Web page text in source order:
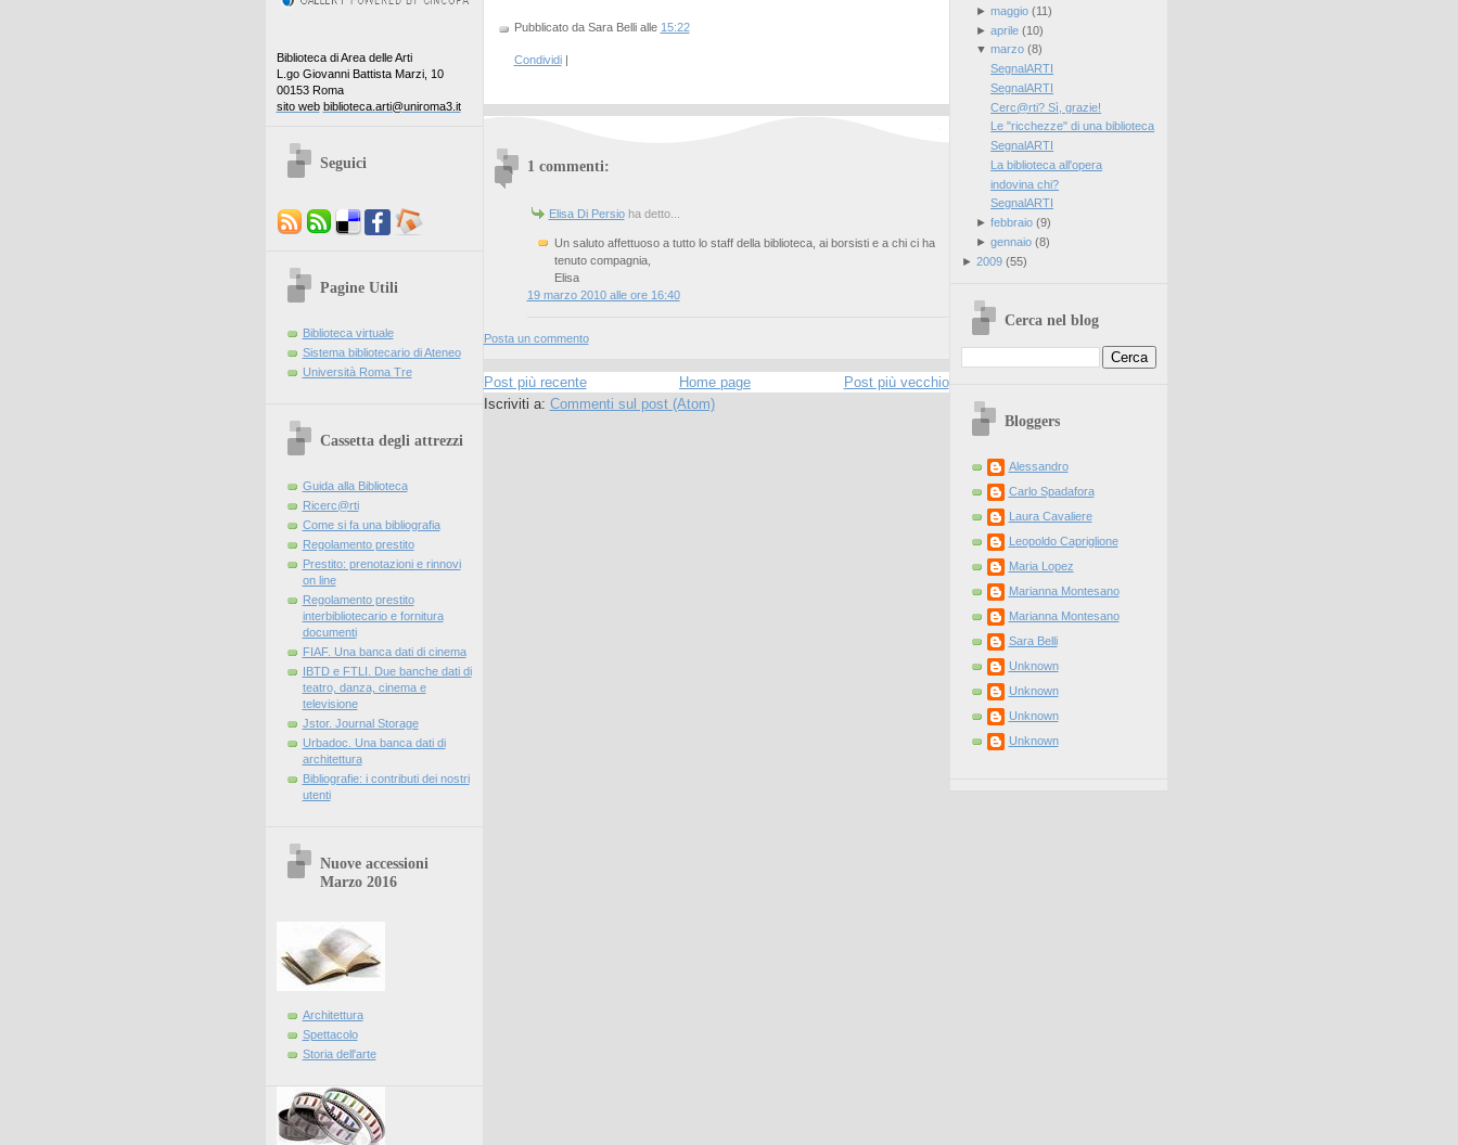
Biblioteca di Area delle Arti
L.go Giovanni Battista Marzi, 10
00153 Roma
sito web biblioteca.arti@uniroma3.it
Seguici
Pagine Utili
Biblioteca virtuale
Sistema bibliotecario di Ateneo
Università Roma Tre
Cassetta degli attrezzi
Guida alla Biblioteca
Ricerc@rti
Come si fa una bibliografia
Regolamento prestito
Prestito: prenotazioni e rinnovi
on line
Regolamento prestito
interbibliotecario e fornitura
documenti
FIAF. Una banca dati di cinema
IBTD e FTLI. Due banche dati di
teatro, danza, cinema e
televisione
Jstor. Journal Storage
Urbadoc. Una banca dati di
architettura
Bibliografie: i contributi dei nostri
utenti
Nuove accessioni
Marzo 2016
Architettura
Spettacolo
Storia dell'arte
Pubblicato da Sara Belli alle 15:22
Condividi
1 commenti:
Elisa Di Persioha detto...
Un saluto affettuoso a tutto lo staff della biblioteca, ai borsisti e a chi ci ha
tenuto compagnia,
Elisa
19 marzo 2010 alle ore 16:40
Posta un commento
Post più recente Post più vecchio
Home page
Iscriviti a: Commenti sul post (Atom)
► maggio(11)
► aprile(10)
▼ marzo(8)
SegnalARTI
SegnalARTI
Cerc@rti? Sì, grazie!
Le "ricchezze" di una biblioteca
SegnalARTI
La biblioteca all'opera
indovina chi?
SegnalARTI
► febbraio(9)
► gennaio(8)
► 2009(55)
Cerca nel blog
Bloggers
Alessandro
Carlo Spadafora
Laura Cavaliere
Leopoldo Capriglione
Maria Lopez
Marianna Montesano
Marianna Montesano
Sara Belli
Unknown
Unknown
Unknown
Unknown